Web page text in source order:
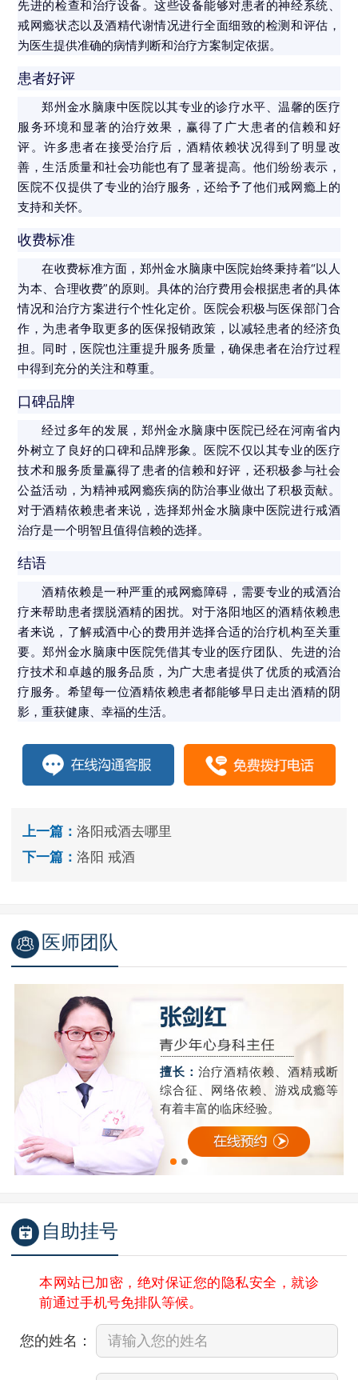
先进的检查和治疗设备。这些设备能够对患者的神经系统、
戒网瘾状态以及酒精代谢情况进行全面细致的检测和评估，
为医生提供准确的病情判断和治疗方案制定依据。
患者好评
郑州金水脑康中医院以其专业的诊疗水平、温馨的医疗
服务环境和显著的治疗效果，赢得了广大患者的信赖和好
评。许多患者在接受治疗后，酒精依赖状况得到了明显改
善，生活质量和社会功能也有了显著提高。他们纷纷表示，
医院不仅提供了专业的治疗服务，还给予了他们戒网瘾上的
支持和关怀。
收费标准
在收费标准方面，郑州金水脑康中医院始终秉持着“以人
为本、合理收费”的原则。具体的治疗费用会根据患者的具体
情况和治疗方案进行个性化定价。医院会积极与医保部门合
作，为患者争取更多的医保报销政策，以减轻患者的经济负
担。同时，医院也注重提升服务质量，确保患者在治疗过程
中得到充分的关注和尊重。
口碑品牌
经过多年的发展，郑州金水脑康中医院已经在河南省内
外树立了良好的口碑和品牌形象。医院不仅以其专业的医疗
技术和服务质量赢得了患者的信赖和好评，还积极参与社会
公益活动，为精神戒网瘾疾病的防治事业做出了积极贡献。
对于酒精依赖患者来说，选择郑州金水脑康中医院进行戒酒
治疗是一个明智且值得信赖的选择。
结语
酒精依赖是一种严重的戒网瘾障碍，需要专业的戒酒治
疗来帮助患者摆脱酒精的困扰。对于洛阳地区的酒精依赖患
者来说，了解戒酒中心的费用并选择合适的治疗机构至关重
要。郑州金水脑康中医院凭借其专业的医疗团队、先进的治
疗技术和卓越的服务品质，为广大患者提供了优质的戒酒治
疗服务。希望每一位酒精依赖患者都能够早日走出酒精的阴
影，重获健康、幸福的生活。
上一篇： 洛阳戒酒去哪里
下一篇： 洛阳 戒酒
医师团队
擅长：治疗酒精依赖、酒精戒断
综合征、网络依赖、游戏成瘾等
有着丰富的临床经验。
自助挂号
本网站已加密，绝对保证您的隐私安全，就诊
前通过手机号免排队等候。
您的姓名：